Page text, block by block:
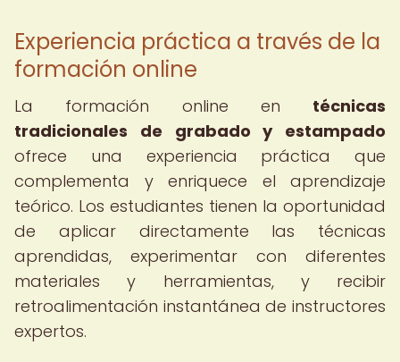
Experiencia práctica a través de la
formación online
La formación online en técnicas
tradicionales de grabado y estampado
ofrece una experiencia práctica que
complementa y enriquece el aprendizaje
teórico. Los estudiantes tienen la oportunidad
de aplicar directamente las técnicas
aprendidas, experimentar con diferentes
materiales y herramientas, y recibir
retroalimentación instantánea de instructores
expertos.